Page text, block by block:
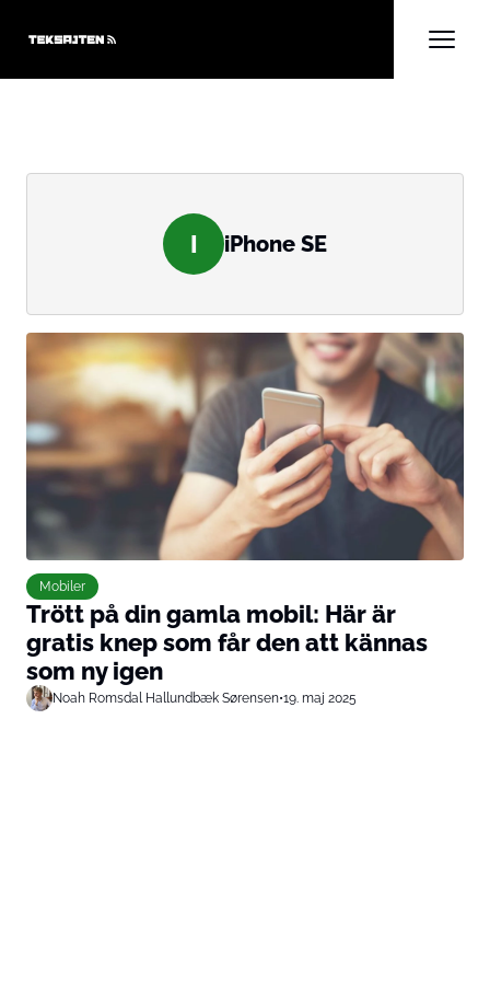
I iPhone SE
Mobiler
Trött på din gamla mobil: Här är
gratis knep som får den att kännas
som ny igen
Noah Romsdal Hallundbæk Sørensen•19. maj 2025